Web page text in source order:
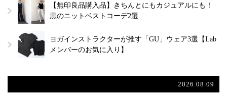
【無印良品購入品】きちんとにもカジュアルにも！
黒のニットベストコーデ2選
ヨガインストラクターが推す「GU」ウェア3選【Lab
メンバーのお気に入り】
2026.08.09